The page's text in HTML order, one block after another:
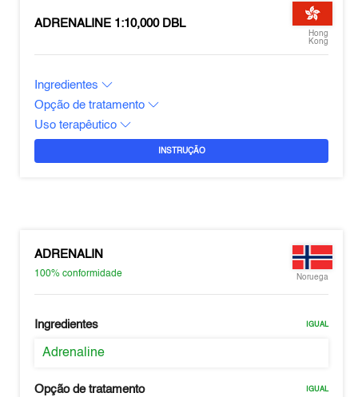
ADRENALINE 1:10,000 DBL
Hong
Kong
Ingredientes
Opção de tratamento
Uso terapêutico
INSTRUÇÃO
ADRENALIN
100%conformidade Noruega
Ingredientes IGUAL
Adrenaline
Opção de tratamento IGUAL